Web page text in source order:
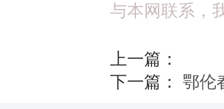
与本网联系，
上一篇：
下一篇： 鄂伦